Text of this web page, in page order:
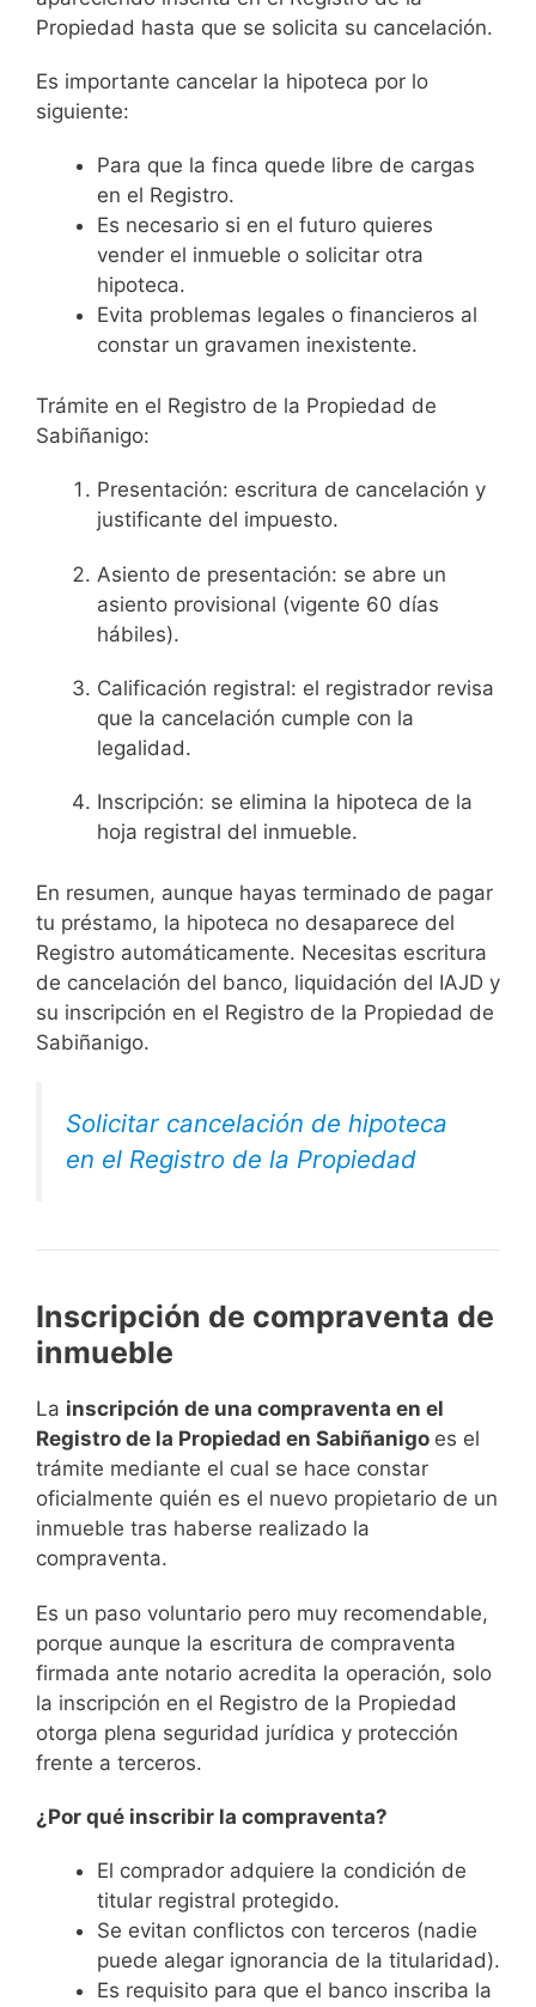
Propiedad hasta que se solicita su cancelación.
Es importante cancelar la hipoteca por lo
siguiente:
Para que la finca quede libre de cargas
en el Registro.
Es necesario si en el futuro quieres
vender el inmueble o solicitar otra
hipoteca.
Evita problemas legales o financieros al
constar un gravamen inexistente.
Trámite en el Registro de la Propiedad de
Sabiñanigo:
Presentación: escritura de cancelación y
justificante del impuesto.
Asiento de presentación: se abre un
asiento provisional (vigente 60 días
hábiles).
Calificación registral: el registrador revisa
que la cancelación cumple con la
legalidad.
Inscripción: se elimina la hipoteca de la
hoja registral del inmueble.
En resumen, aunque hayas terminado de pagar
tu préstamo, la hipoteca no desaparece del
Registro automáticamente. Necesitas escritura
de cancelación del banco, liquidación del IAJD y
su inscripción en el Registro de la Propiedad de
Sabiñanigo.
Solicitar cancelación de hipoteca
en el Registro de la Propiedad
Inscripción de compraventa de
inmueble
La inscripción de una compraventa en el
Registro de la Propiedad en Sabiñanigo es el
trámite mediante el cual se hace constar
oficialmente quién es el nuevo propietario de un
inmueble tras haberse realizado la
compraventa.
Es un paso voluntario pero muy recomendable,
porque aunque la escritura de compraventa
firmada ante notario acredita la operación, solo
la inscripción en el Registro de la Propiedad
otorga plena seguridad jurídica y protección
frente a terceros.
¿Por qué inscribir la compraventa?
El comprador adquiere la condición de
titular registral protegido.
Se evitan conflictos con terceros (nadie
puede alegar ignorancia de la titularidad).
Es requisito para que el banco inscriba la